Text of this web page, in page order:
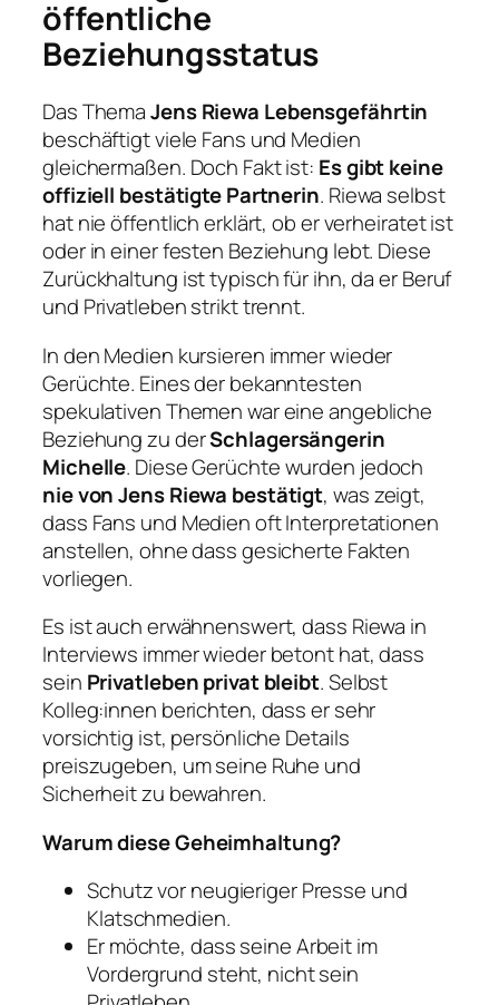
öffentliche
Beziehungsstatus
Das ThemaJens Riewa Lebensgefährtin
beschäftigt viele Fans und Medien
gleichermaßen. Doch Fakt ist: Es gibt keine
offiziell bestätigte Partnerin. Riewa selbst
hat nie öffentlich erklärt, ob er verheiratet ist
oder in einer festen Beziehung lebt. Diese
Zurückhaltung ist typisch für ihn, da er Beruf
und Privatleben strikt trennt.
In den Medien kursieren immer wieder
Gerüchte. Eines der bekanntesten
spekulativen Themen war eine angebliche
Beziehung zu derSchlagersängerin
Michelle. Diese Gerüchte wurden jedoch
nie von Jens Riewa bestätigt, was zeigt,
dass Fans und Medien oft Interpretationen
anstellen, ohne dass gesicherte Fakten
vorliegen.
Es ist auch erwähnenswert, dass Riewa in
Interviews immer wieder betont hat, dass
sein Privatleben privat bleibt. Selbst
Kolleg:innen berichten, dass er sehr
vorsichtig ist, persönliche Details
preiszugeben, um seine Ruhe und
Sicherheit zu bewahren.
Warum diese Geheimhaltung?
Schutz vor neugieriger Presse und
Klatschmedien.
Er möchte, dass seine Arbeit im
Vordergrund steht, nicht sein